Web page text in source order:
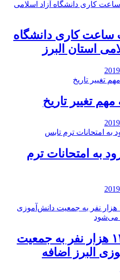
ساعت کاری دانشگاه
استان البرز
مهم تغییر تاریخ
به امتحانات ترم
️سالانه ۱۲ هزار نفر به جمعیت
البرز اضافه